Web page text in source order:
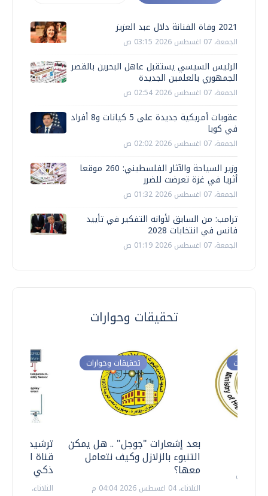
2021 وفاة الفنانة دلال عبد العزيز
الجمعة، 07 اغسطس 2026 03:15 ص
الرئيس السيسي يستقبل عاهل البحرين بالقصر
الجمهوري بالعلمين الجديدة
الجمعة، 07 اغسطس 2026 02:54 ص
عقوبات أمريكية جديدة على 5 كيانات و8 أفراد
في كوبا
الجمعة، 07 اغسطس 2026 02:02 ص
وزير السياحة والآثار الفلسطيني: 260 موقعا
أثريا في غزة تعرضت للضرر
الجمعة، 07 اغسطس 2026 01:32 ص
ترامب: من السابق لأوانه التفكير في تأييد
فانس في انتخابات 2028
الجمعة، 07 اغسطس 2026 01:19 ص
تحقيقات وحوارات
ترشيدا
قناة
ذكي
الثلاثاء، 14 يوليو 2026 06:11 م
تحقيقات وحوارات
بعد إشعارات "جوجل" .. هل يمكن
التنبوء بالزلازل وكيف نتعامل
معها؟
الثلاثاء، 04 اغسطس 2026 04:04 م
وحوارات